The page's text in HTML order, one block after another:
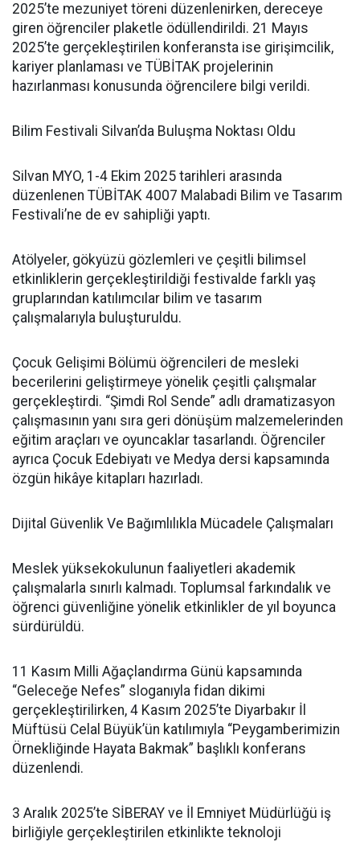
2025’te mezuniyet töreni düzenlenirken, dereceye
giren öğrenciler plaketle ödüllendirildi. 21 Mayıs
2025’te gerçekleştirilen konferansta ise girişimcilik,
kariyer planlaması ve TÜBİTAK projelerinin
hazırlanması konusunda öğrencilere bilgi verildi.
Bilim Festivali Silvan’da Buluşma Noktası Oldu
Silvan MYO, 1-4 Ekim 2025 tarihleri arasında
düzenlenen TÜBİTAK 4007 Malabadi Bilim ve Tasarım
Festivali’ne de ev sahipliği yaptı.
Atölyeler, gökyüzü gözlemleri ve çeşitli bilimsel
etkinliklerin gerçekleştirildiği festivalde farklı yaş
gruplarından katılımcılar bilim ve tasarım
çalışmalarıyla buluşturuldu.
Çocuk Gelişimi Bölümü öğrencileri de mesleki
becerilerini geliştirmeye yönelik çeşitli çalışmalar
gerçekleştirdi. “Şimdi Rol Sende” adlı dramatizasyon
çalışmasının yanı sıra geri dönüşüm malzemelerinden
eğitim araçları ve oyuncaklar tasarlandı. Öğrenciler
ayrıca Çocuk Edebiyatı ve Medya dersi kapsamında
özgün hikâye kitapları hazırladı.
Dijital Güvenlik Ve Bağımlılıkla Mücadele Çalışmaları
Meslek yüksekokulunun faaliyetleri akademik
çalışmalarla sınırlı kalmadı. Toplumsal farkındalık ve
öğrenci güvenliğine yönelik etkinlikler de yıl boyunca
sürdürüldü.
11 Kasım Milli Ağaçlandırma Günü kapsamında
“Geleceğe Nefes” sloganıyla fidan dikimi
gerçekleştirilirken, 4 Kasım 2025’te Diyarbakır İl
Müftüsü Celal Büyük’ün katılımıyla “Peygamberimizin
Örnekliğinde Hayata Bakmak” başlıklı konferans
düzenlendi.
3 Aralık 2025’te SİBERAY ve İl Emniyet Müdürlüğü iş
birliğiyle gerçekleştirilen etkinlikte teknoloji